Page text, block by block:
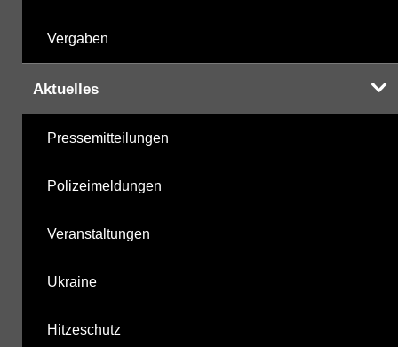
Vergaben
Aktuelles
Pressemitteilungen
Polizeimeldungen
Veranstaltungen
Ukraine
Hitzeschutz